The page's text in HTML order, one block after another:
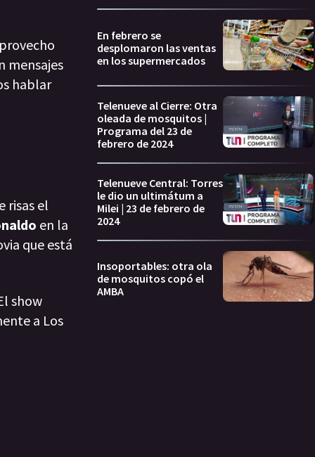
mensajes
hablar
risas el
en la
que está
show
a Los
En febrero se
desplomaron las ventas
en los supermercados
Telenueve al Cierre: Otra
oleada de mosquitos |
Programa del 23 de
febrero de 2024
Telenueve Central: Torres
le dio un ultimátum a
Milei | 23 de febrero de
2024
Insoportables: otra ola
de mosquitos copó el
AMBA